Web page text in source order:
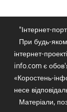
"Інтернет-
При будь-
інтернет-
info.com є
«Коростень-
несе
Матеріали,